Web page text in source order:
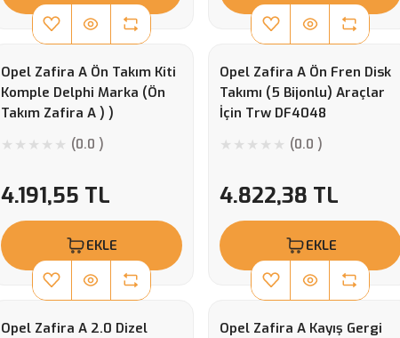
Opel Zafira A Ön Takım Kiti
Komple Delphi Marka (Ön
Takım Zafira A ) )
(0.0 )
4.191,55 TL
EKLE
Opel Zafira A Ön Fren Disk
Takımı (5 Bijonlu) Araçlar
İçin Trw DF4048
(0.0 )
4.822,38 TL
EKLE
Opel Zafira A 2.0 Dizel
Opel Zafira A Kayış Gergi